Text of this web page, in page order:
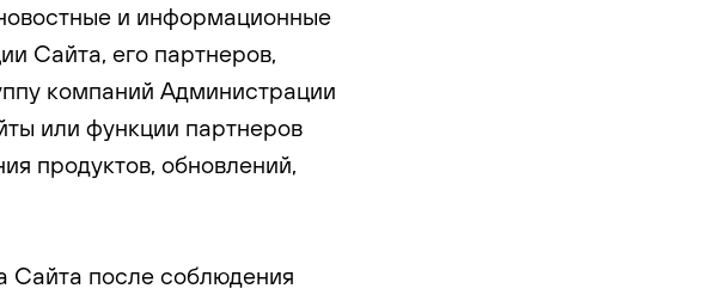
и информационные
Сайта, его партнеров,
компаний Администрации
или функции партнеров
продуктов, обновлений,
Сайта после соблюдения